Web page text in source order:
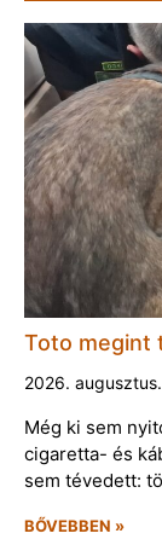
Toto megint
2026.
Még ki sem
cigaretta- és
sem tévedett:
BŐVEBBEN »